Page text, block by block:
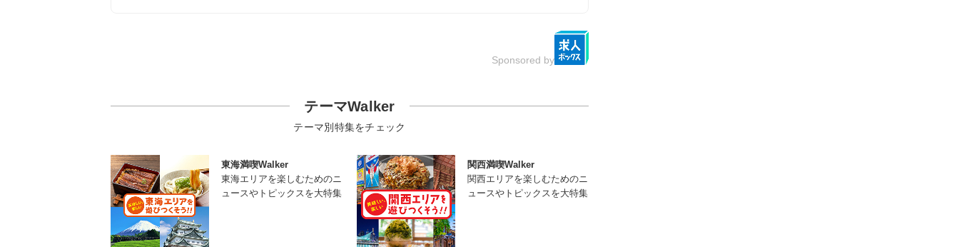
Sponsored by
テーマWalker
テーマ別特集をチェック
東海満喫Walker
東海エリアを楽しむためのニ
ュースやトピックスを大特集
関西満喫Walker
関西エリアを楽しむためのニ
ュースやトピックスを大特集